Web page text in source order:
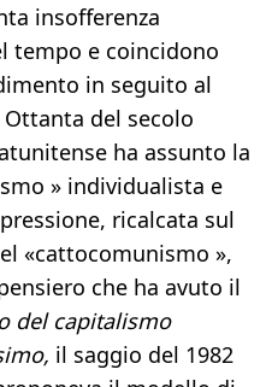
insofferenza
tempo e coincidono
in seguito al
del secolo
ha assunto la
» individualista e
ricalcata sul
«cattocomunismo »,
che ha avuto il
del capitalismo
il saggio del 1982